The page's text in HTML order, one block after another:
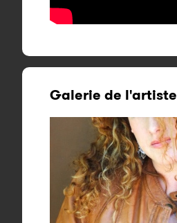
Galerie de l'artiste